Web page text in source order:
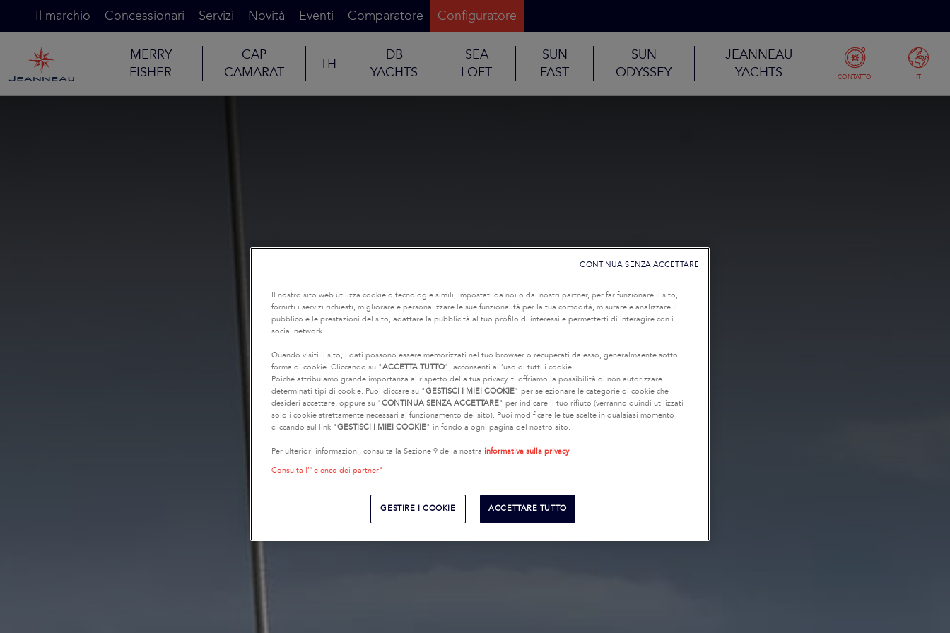
Il marchio Concessionari Servizi Novità Eventi Comparatore Configuratore
MERRY
FISHER
CAP
CAMARAT
TH
DB
YACHTS
SEA
LOFT
SUN
FAST
SUN
ODYSSEY
JEANNEAU
YACHTS
CONTATTO IT
Il nostro sito web utilizza cookie o tecnologie simili, impostati da noi o dai nostri partner, per far funzionare il sito,
fornirti i servizi richiesti, migliorare e personalizzare le sue funzionalità per la tua comodità, misurare e analizzare il
pubblico e le prestazioni del sito, adattare la pubblicità al tuo profilo di interessi e permetterti di interagire con i
social network.
Quando visiti il sito, i dati possono essere memorizzati nel tuo browser o recuperati da esso, generalmaente sotto
forma di cookie. Cliccando su "ACCETTA TUTTO", acconsenti all’uso di tutti i cookie.
Poiché attribuiamo grande importanza al rispetto della tua privacy, ti offriamo la possibilità di non autorizzare
determinati tipi di cookie. Puoi cliccare su "GESTISCI I MIEI COOKIE" per selezionare le categorie di cookie che
desideri accettare, oppure su "CONTINUA SENZA ACCETTARE" per indicare il tuo rifiuto (verranno quindi utilizzati
solo i cookie strettamente necessari al funzionamento del sito). Puoi modificare le tue scelte in qualsiasi momento
cliccando sul link "GESTISCI I MIEI COOKIE" in fondo a ogni pagina del nostro sito.
Per ulteriori informazioni, consulta la Sezione 9 della nostra informativa sulla privacy.
Consulta l’"elenco dei partner"
GESTIRE I COOKIE ACCETTARE TUTTO
CONTINUA SENZA ACCETTARE